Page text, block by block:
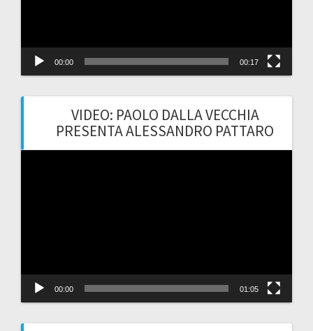
00:00 00:17
VIDEO: PAOLO DALLA VECCHIA
PRESENTA ALESSANDRO PATTARO
00:00 01:05